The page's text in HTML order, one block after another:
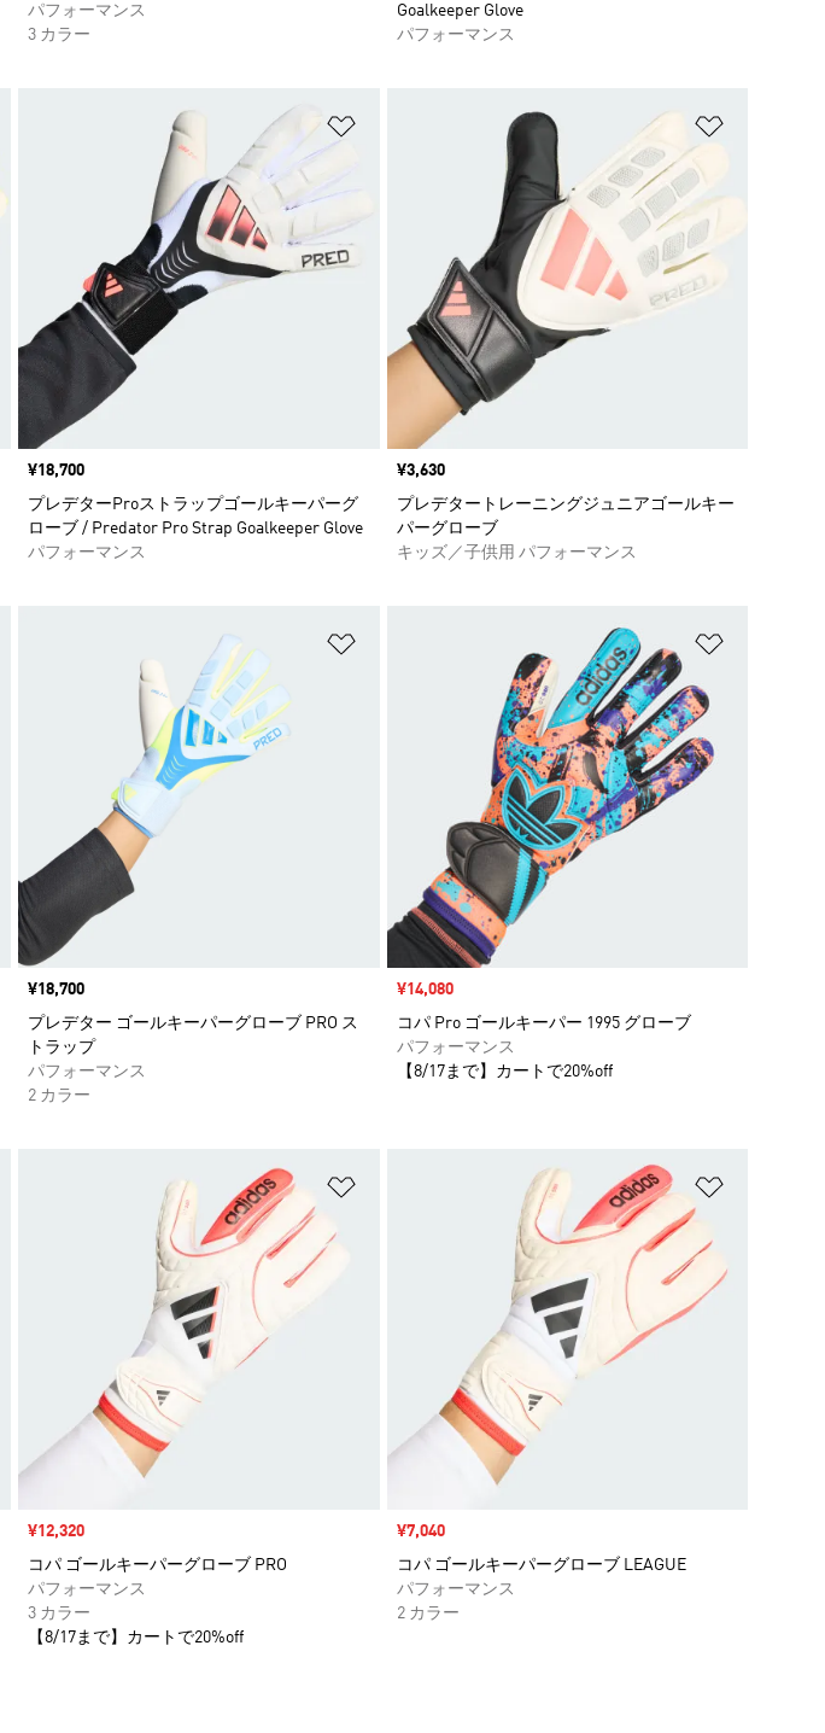
パフォーマンス
3 カラー
Goalkeeper Glove
パフォーマンス
ほしいものリストに追加 ほしいものリストに追加
価格
¥18,700
プレデターProストラップゴールキーパーグ
ローブ / Predator Pro Strap Goalkeeper Glove
パフォーマンス
価格
¥3,630
プレデタートレーニングジュニアゴールキー
パーグローブ
キッズ／子供用 パフォーマンス
価格
¥18,700
プレデター ゴールキーパーグローブ PRO ス
トラップ
パフォーマンス
2 カラー
セール価格
¥14,080
コパ Pro ゴールキーパー 1995 グローブ
パフォーマンス
【8/17まで】カートで20%off
ほしいものリストに追加 ほしいものリストに追加
セール価格
¥12,320
コパ ゴールキーパーグローブ PRO
パフォーマンス
3 カラー
【8/17まで】カートで20%off
セール価格
¥7,040
コパ ゴールキーパーグローブ LEAGUE
パフォーマンス
2 カラー